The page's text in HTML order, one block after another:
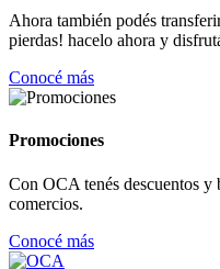
Ahora también podés
pierdas! hacelo ahora y
Conocé más
Promociones
Con OCA tenés descuentos y
comercios.
Conocé más